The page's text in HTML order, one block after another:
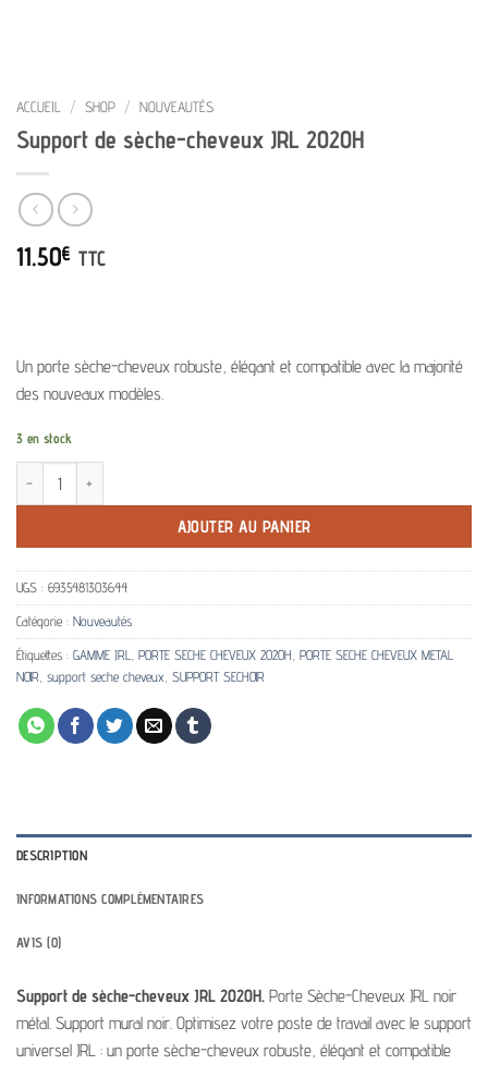
ACCUEIL / SHOP / NOUVEAUTÉS
Support de sèche-cheveux JRL 2020H
11.50€ TTC
Un porte sèche-cheveux robuste, élégant et compatible avec la majorité
des nouveaux modèles.
3 en stock
quantité de Support de sèche-cheveux JRL 2020H
AJOUTER AU PANIER
UGS : 6935481303644
Catégorie : Nouveautés
Étiquettes : GAMME JRL PORTE SECHE CHEVEUX 2020H PORTE SECHE CHEVEUX METAL
NOIR support seche cheveux SUPPORT SECHOIR
DESCRIPTION
INFORMATIONS COMPLÉMENTAIRES
AVIS (0)
Support de sèche-cheveux JRL 2020H. Porte Sèche-Cheveux JRL noir
métal. Support mural noir. Optimisez votre poste de travail avec le support
universel JRL : un porte sèche-cheveux robuste, élégant et compatible